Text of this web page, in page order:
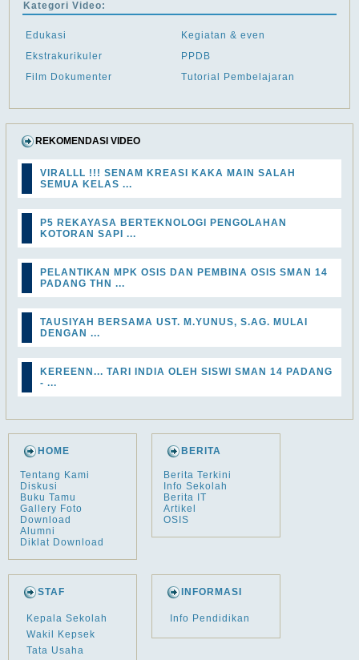
Kategori Video:
Edukasi
Ekstrakurikuler
Film Dokumenter
Kegiatan & even
PPDB
Tutorial Pembelajaran
REKOMENDASI VIDEO
VIRALLL !!! SENAM KREASI KAKA MAIN SALAH
SEMUA KELAS ...
P5 REKAYASA BERTEKNOLOGI PENGOLAHAN
KOTORAN SAPI ...
PELANTIKAN MPK OSIS DAN PEMBINA OSIS SMAN 14
PADANG THN ...
TAUSIYAH BERSAMA UST. M.YUNUS, S.AG. MULAI
DENGAN ...
KEREENN... TARI INDIA OLEH SISWI SMAN 14 PADANG
- ...
HOME
Tentang Kami
Diskusi
Buku Tamu
Gallery Foto
Download
Alumni
Diklat Download
BERITA
Berita Terkini
Info Sekolah
Berita IT
Artikel
OSIS
STAF
Kepala Sekolah
Wakil Kepsek
Tata Usaha
INFORMASI
Info Pendidikan